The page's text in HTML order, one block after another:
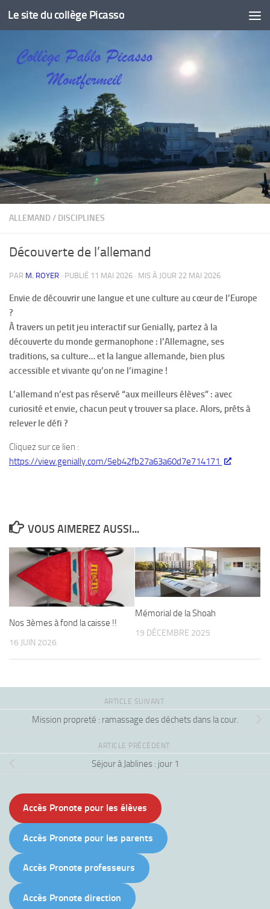
Skip to content
Le site du collège Picasso
ALLEMAND / DISCIPLINES
Découverte de l’allemand
PAR M. ROYER · PUBLIÉ 11 MAI 2026 · MIS À JOUR 22 MAI 2026
Envie de découvrir une langue et une culture au cœur de l’Europe
?
À travers un petit jeu interactif sur Genially, partez à la
découverte du monde germanophone : l’Allemagne, ses
traditions, sa culture… et la langue allemande, bien plus
accessible et vivante qu’on ne l’imagine !
L’allemand n’est pas réservé “aux meilleurs élèves” : avec
curiosité et envie, chacun peut y trouver sa place. Alors, prêts à
relever le défi ?
Cliquez sur ce lien :
https://view.genially.com/5eb42fb27a63a60d7e714171
VOUS AIMEREZ AUSSI...
Nos 3èmes à fond la caisse !!
16 JUIN 2026
Mémorial de la Shoah
19 DÉCEMBRE 2025
ARTICLE SUIVANT
Mission propreté : ramassage des déchets dans la cour.
ARTICLE PRÉCÉDENT
Séjour à Jablines : jour 1
Accès Pronote pour les élèves
Accès Pronote pour les parents
Accès Pronote professeurs
Accès Pronote direction